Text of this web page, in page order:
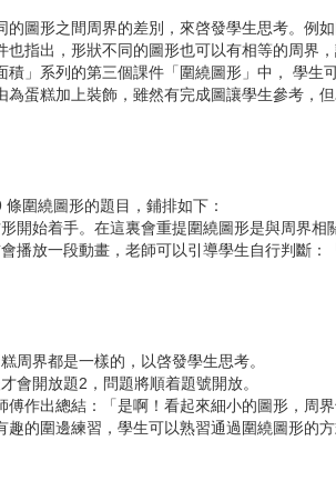
形之間周界的差別，來啓發學生思考。例如
也指出，形狀不同的圖形也可以有相等的周界
」系列的第三個課件「圍繞圖形」中， 學生
為蛋糕加上裝飾，雖然有完成圖讓學生參考，
繞圖形的題目，鋪排如下：
始着手。在這裏會重提圍繞圖形是與周界相
放一段動畫，老師可以引導學生自行判斷：
界都是一樣的，以啓發學生思考。
開放題2，問題將順着題號開放。
出總結：「是啊！看起來細小的圖形，周界
趣的圍邊練習，學生可以熟習通過圍繞圖形的方